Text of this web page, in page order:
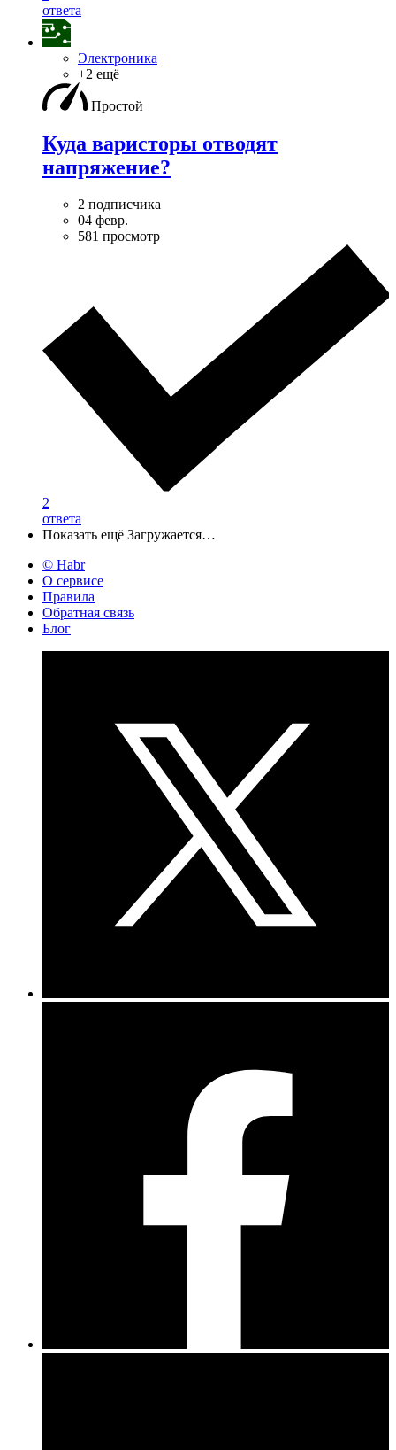
ответа
Электроника
+2 ещё
Простой
Куда варисторы отводят
напряжение?
2 подписчика
04 февр.
581 просмотр
2
ответа
Показать ещё Загружается…
© Habr
О сервисе
Правила
Обратная связь
Блог